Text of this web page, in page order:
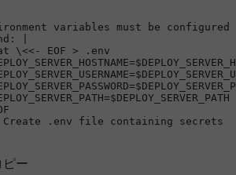
variables must be
\<<- EOF > .env
Create .env file containing secrets
ピー